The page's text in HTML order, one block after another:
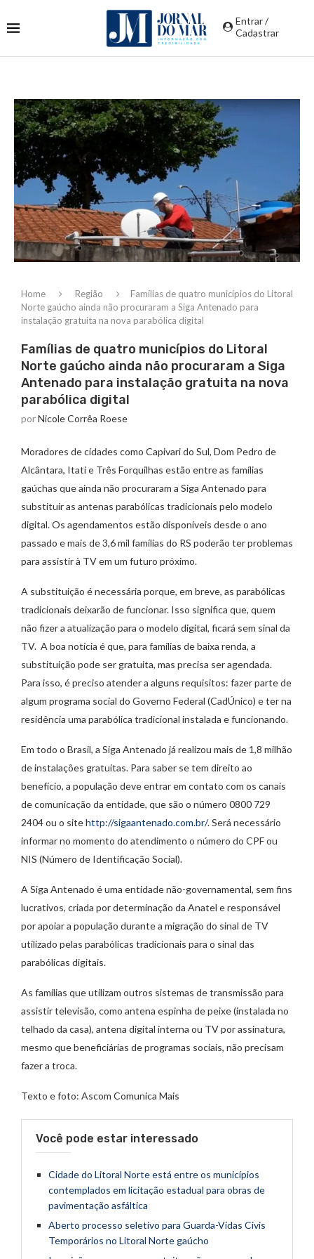
Entrar /
Cadastrar
Home Região
Famílias de quatro municípios do Litoral
Norte gaúcho ainda não procuraram a Siga Antenado para
instalação gratuita na nova parabólica digital
Famílias de quatro municípios do Litoral
Norte gaúcho ainda não procuraram a Siga
Antenado para instalação gratuita na nova
parabólica digital
porNicole Corrêa Roese
Moradores de cidades como Capivari do Sul, Dom Pedro de
Alcântara, Itati e Três Forquilhas estão entre as famílias
gaúchas que ainda não procuraram a Siga Antenado para
substituir as antenas parabólicas tradicionais pelo modelo
digital. Os agendamentos estão disponíveis desde o ano
passado e mais de 3,6 mil famílias do RS poderão ter problemas
para assistir à TV em um futuro próximo.
A substituição é necessária porque, em breve, as parabólicas
tradicionais deixarão de funcionar. Isso significa que, quem
não fizer a atualização para o modelo digital, ficará sem sinal da
TV. A boa notícia é que, para famílias de baixa renda, a
substituição pode ser gratuita, mas precisa ser agendada.
Para isso, é preciso atender a alguns requisitos: fazer parte de
algum programa social do Governo Federal (CadÚnico) e ter na
residência uma parabólica tradicional instalada e funcionando.
Em todo o Brasil, a Siga Antenado já realizou mais de 1,8 milhão
de instalações gratuitas. Para saber se tem direito ao
benefício, a população deve entrar em contato com os canais
de comunicação da entidade, que são o número 0800 729
2404 ou o sitehttp://sigaantenado.com.br/. Será necessário
informar no momento do atendimento o número do CPF ou
NIS (Número de Identificação Social).
A Siga Antenado é uma entidade não-governamental, sem fins
lucrativos, criada por determinação da Anatel e responsável
por apoiar a população durante a migração do sinal de TV
utilizado pelas parabólicas tradicionais para o sinal das
parabólicas digitais.
As famílias que utilizam outros sistemas de transmissão para
assistir televisão, como antena espinha de peixe (instalada no
telhado da casa), antena digital interna ou TV por assinatura,
mesmo que beneficiárias de programas sociais, não precisam
fazer a troca.
Texto e foto: Ascom Comunica Mais
Você pode estar interessado
Cidade do Litoral Norte está entre os municípios
contemplados em licitação estadual para obras de
pavimentação asfáltica
Aberto processo seletivo para Guarda-Vidas Civis
Temporários no Litoral Norte gaúcho